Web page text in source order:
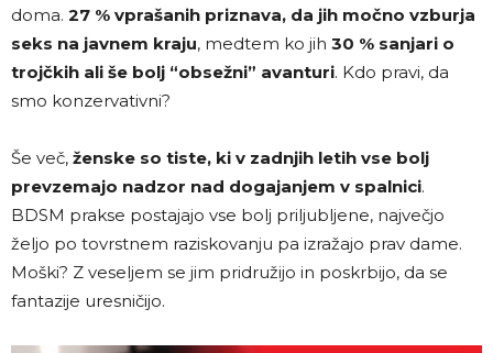
doma. 27 % vprašanih priznava, da jih močno vzburja
seks na javnem kraju, medtem ko jih 30 % sanjari o
trojčkih ali še bolj “obsežni” avanturi. Kdo pravi, da
smo konzervativni?
Še več, ženske so tiste, ki v zadnjih letih vse bolj
prevzemajo nadzor nad dogajanjem v spalnici.
BDSM prakse postajajo vse bolj priljubljene, največjo
željo po tovrstnem raziskovanju pa izražajo prav dame.
Moški? Z veseljem se jim pridružijo in poskrbijo, da se
fantazije uresničijo.